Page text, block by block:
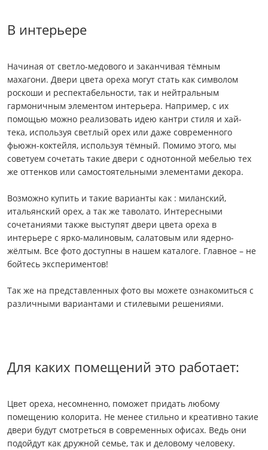
В интерьере
Начиная от светло-медового и заканчивая тёмным
махагони. Двери цвета ореха могут стать как символом
роскоши и респектабельности, так и нейтральным
гармоничным элементом интерьера. Например, с их
помощью можно реализовать идею кантри стиля и хай-
тека, используя светлый орех или даже современного
фьюжн-коктейля, используя тёмный. Помимо этого, мы
советуем сочетать такие двери с однотонной мебелью тех
же оттенков или самостоятельными элементами декора.
Возможно купить и такие варианты как : миланский,
итальянский орех, а так же таволато. Интересными
сочетаниями также выступят двери цвета ореха в
интерьере с ярко-малиновым, салатовым или ядерно-
жёлтым. Все фото доступны в нашем каталоге. Главное – не
бойтесь экспериментов!
Так же на представленных фото вы можете ознакомиться с
различными вариантами и стилевыми решениями.
Для каких помещений это работает:
Цвет ореха, несомненно, поможет придать любому
помещению колорита. Не менее стильно и креативно такие
двери будут смотреться в современных офисах. Ведь они
подойдут как дружной семье, так и деловому человеку.